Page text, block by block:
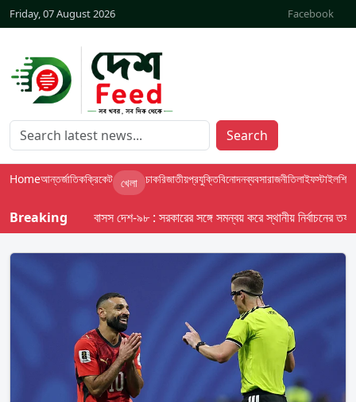
Friday, 07 August 2026 Facebook
Search
Homeআন্তর্জাতিকক্রিকেট খেলা চাকরিজাতীয়প্রযুক্তিবিনোদনব্যবসারাজনীতিলাইফস্টাইলশিক্ষা
Breaking বাসস দেশ-৯৮ : সরকারের সঙ্গে সমন্বয় করে স্থানীয় নির্বাচনের